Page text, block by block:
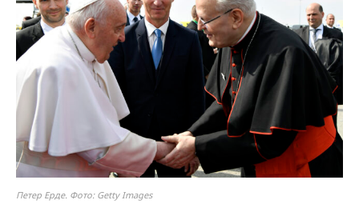
Петер Ерде. Фото: Getty Images